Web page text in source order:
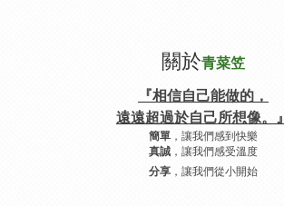
關於青菜笠
『相信自己能做的，
遠遠超過於自己所想像。』
簡單 ，讓我們感到快樂
真誠 ，讓我們感受溫度
分享 ，讓我們從小開始